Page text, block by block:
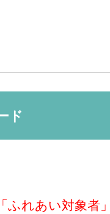
ド
ふれあい対象者」